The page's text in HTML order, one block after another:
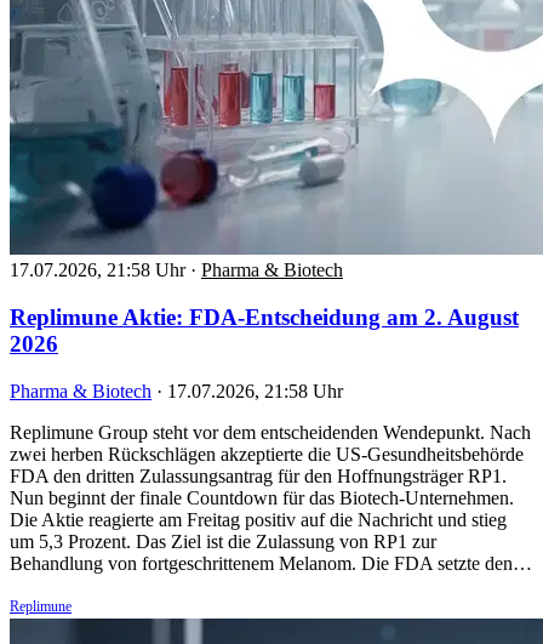
17.07.2026, 21:58 Uhr · Pharma & Biotech
Replimune Aktie: FDA-Entscheidung am 2. August
2026
Pharma & Biotech · 17.07.2026, 21:58 Uhr
Replimune Group steht vor dem entscheidenden Wendepunkt. Nach
zwei herben Rückschlägen akzeptierte die US-Gesundheitsbehörde
FDA den dritten Zulassungsantrag für den Hoffnungsträger RP1.
Nun beginnt der finale Countdown für das Biotech-Unternehmen.
Die Aktie reagierte am Freitag positiv auf die Nachricht und stieg
um 5,3 Prozent. Das Ziel ist die Zulassung von RP1 zur
Behandlung von fortgeschrittenem Melanom. Die FDA setzte den…
Replimune